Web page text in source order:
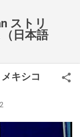
ストリ
日本語
キシコ